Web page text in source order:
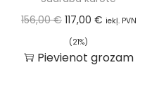
156,00€ 117,00 € iekļ. PVN
(21%)
Pievienot grozam